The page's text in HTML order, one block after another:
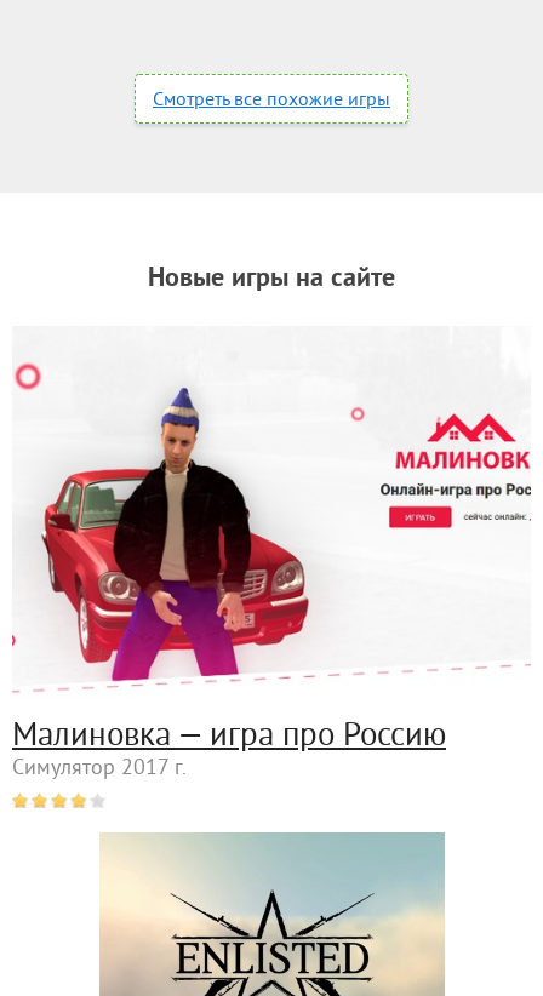
Смотреть все похожие игры
Новые игры на сайте
Малиновка — игра про Россию
Симулятор 2017 г.